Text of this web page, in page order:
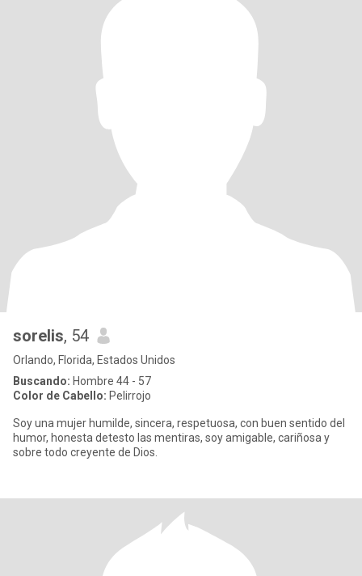
sorelis, 54
Orlando, Florida, Estados Unidos
Buscando: Hombre 44 - 57
Color de Cabello: Pelirrojo
Soy una mujer humilde, sincera, respetuosa, con buen sentido del
humor, honesta detesto las mentiras, soy amigable, cariñosa y
sobre todo creyente de Dios.